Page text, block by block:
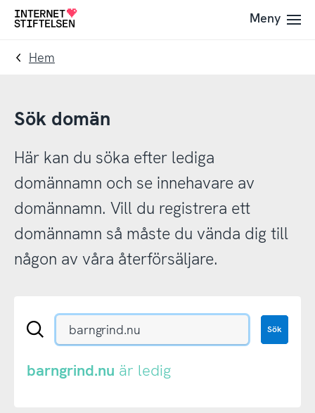
Till
navigering
Till
innehåll
Till
Meny
Hem
Sök domän
Här kan du söka efter lediga
domännamn och se innehavare av
domännamn. Vill du registrera ett
domännamn så måste du vända dig till
någon av våra återförsäljare.
Sök
eller
.nu-
Sök
barngrind.nu är ledig